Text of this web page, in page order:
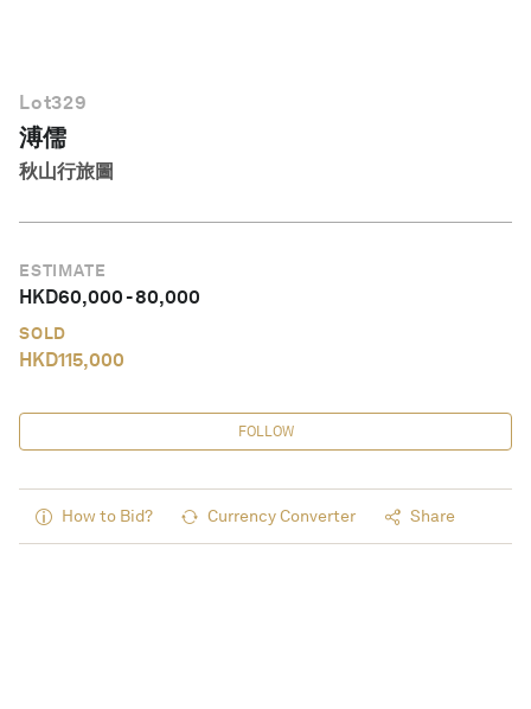
Lot329
溥儒
秋山行旅圖
ESTIMATE
HKD60,000-80,000
SOLD
HKD115,000
FOLLOW
How to Bid? Currency Converter Share